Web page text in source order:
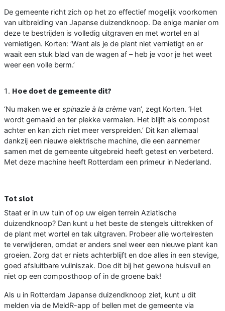
De gemeente richt zich op het zo effectief mogelijk voorkomen
van uitbreiding van Japanse duizendknoop. De enige manier om
deze te bestrijden is volledig uitgraven en met wortel en al
vernietigen. Korten: ‘Want als je de plant niet vernietigt en er
waait een stuk blad van de wagen af – heb je voor je het weet
weer een volle berm.’
Hoe doet de gemeente dit?
‘Nu maken we er spinazie à la crème van’, zegt Korten. ‘Het
wordt gemaaid en ter plekke vermalen. Het blijft als compost
achter en kan zich niet meer verspreiden.’ Dit kan allemaal
dankzij een nieuwe elektrische machine, die een aannemer
samen met de gemeente uitgebreid heeft getest en verbeterd.
Met deze machine heeft Rotterdam een primeur in Nederland.
Tot slot
Staat er in uw tuin of op uw eigen terrein Aziatische
duizendknoop? Dan kunt u het beste de stengels uittrekken of
de plant met wortel en tak uitgraven. Probeer alle wortelresten
te verwijderen, omdat er anders snel weer een nieuwe plant kan
groeien. Zorg dat er niets achterblijft en doe alles in een stevige,
goed afsluitbare vuilniszak. Doe dit bij het gewone huisvuil en
niet op een composthoop of in de groene bak!
Als u in Rotterdam Japanse duizendknoop ziet, kunt u dit
melden via de MeldR-app of bellen met de gemeente via